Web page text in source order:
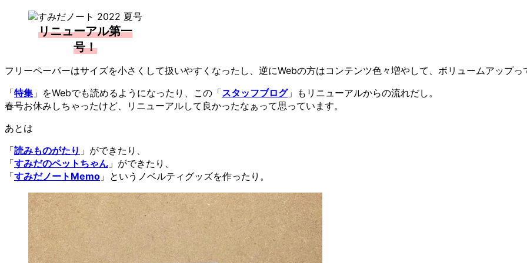
リニューアル第一
号！
フリーペーパーはサイズを小さくして扱いやすくなったし、逆にWebの方はコンテンツ色々増やして、ボリュームアップっ
「特集 」をWebでも読めるようになったり、この「スタッフブログ」もリニューアルからの流れだし。
春号お休みしちゃったけど、リニューアルして良かったなぁって思っています。
あとは
「読みものがたり 」ができたり、
「すみだのペットちゃん 」ができたり、
「すみだノートMemo 」というノベルティグッズを作ったり。